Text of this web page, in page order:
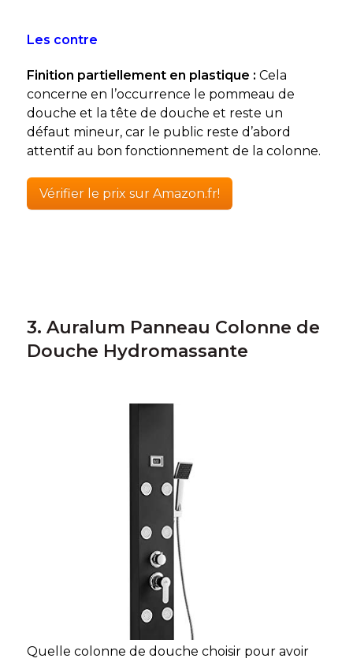
Les contre
Finition partiellement en plastique : Cela
concerne en l’occurrence le pommeau de
douche et la tête de douche et reste un
défaut mineur, car le public reste d’abord
attentif au bon fonctionnement de la colonne.
Vérifier le prix sur Amazon.fr!
3. Auralum Panneau Colonne de
Douche Hydromassante
Quelle colonne de douche choisir pour avoir